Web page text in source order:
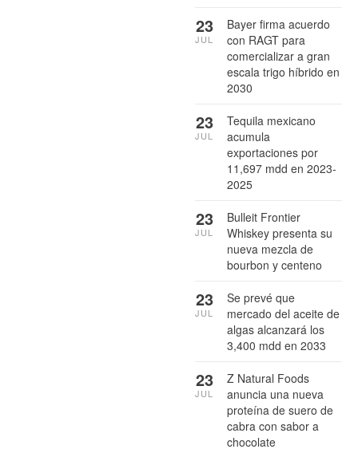
Bayer firma acuerdo
con RAGT para
comercializar a gran
escala trigo híbrido en
2030
23
JUL
Tequila mexicano
acumula
exportaciones por
11,697 mdd en 2023-
2025
23
JUL
Bulleit Frontier
Whiskey presenta su
nueva mezcla de
bourbon y centeno
23
JUL
Se prevé que
mercado del aceite de
algas alcanzará los
3,400 mdd en 2033
23
JUL
Z Natural Foods
anuncia una nueva
proteína de suero de
cabra con sabor a
chocolate
23
JUL